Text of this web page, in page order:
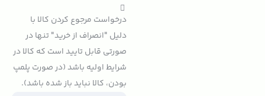
درخواست مرجوع کردن کالا با
دلیل "انصراف از خرید" تنها در
صورتی قابل تایید است که کالا در
شرایط اولیه باشد (در صورت پلمپ
بودن، کالا نباید باز شده باشد).